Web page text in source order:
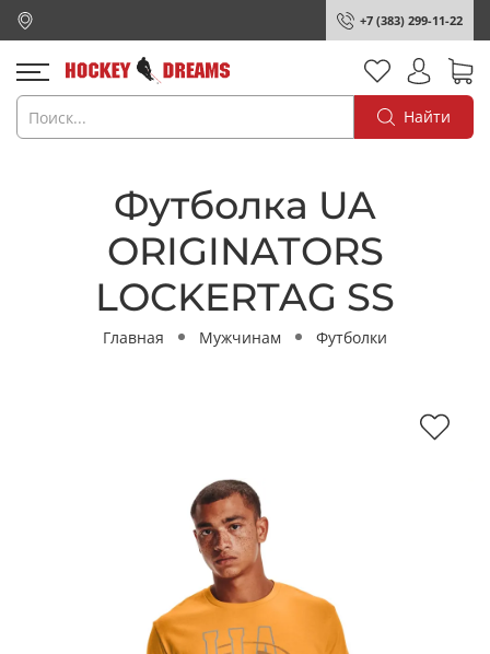
+7 (383) 299-11-22
Найти
Футболка UA
ORIGINATORS
LOCKERTAG SS
Главная Мужчинам Футболки